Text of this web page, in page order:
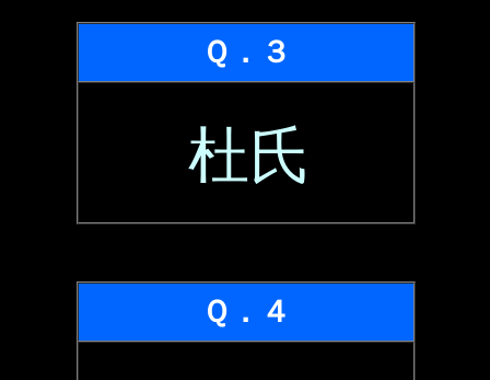
Ｑ．３
杜氏
Ｑ．４